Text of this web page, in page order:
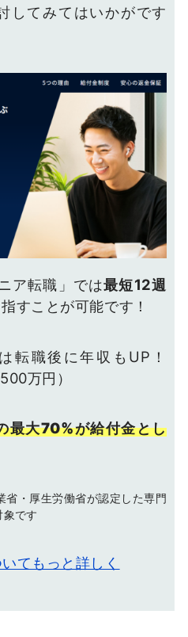
してみてはいかがです
ア転職」では最短12週
すことが可能です！
転職後に年収もUP！
万円）
最大70%が給付金とし
・厚生労働省が認定した専門
です
てもっと詳しく